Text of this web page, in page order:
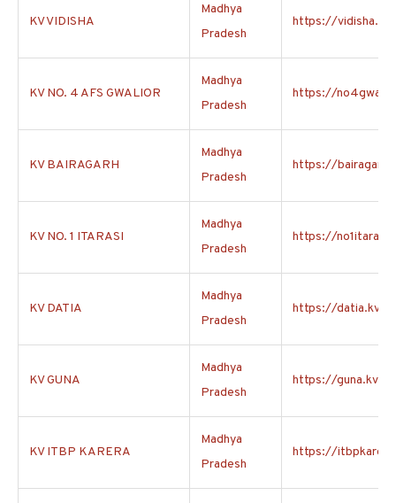
KV VIDISHA
Madhya
Pradesh
https://
KV NO. 4 AFS GWALIOR
Madhya
Pradesh
https://
KV BAIRAGARH
Madhya
Pradesh
https://
KV NO. 1 ITARASI
Madhya
Pradesh
https://
KV DATIA
Madhya
Pradesh
https://
KV GUNA
Madhya
Pradesh
https://
KV ITBP KARERA
Madhya
Pradesh
https://